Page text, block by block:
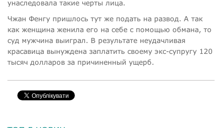
унаследовала такие черты лица.
Чжан Фенгу пришлось тут же подать на развод. А так
как женщина женила его на себе с помощью обмана, то
суд мужчина выиграл. В результате неудачливая
красавица вынуждена заплатить своему экс-супругу 120
тысяч долларов за причиненный ущерб.